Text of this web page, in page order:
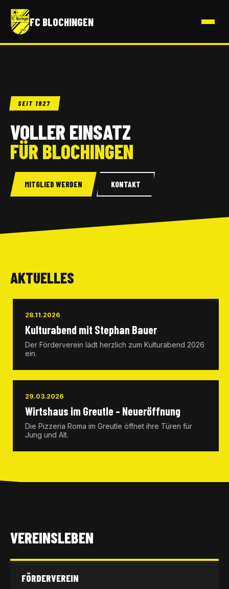
FC BLOCHINGEN
SEIT 1927
VOLLER EINSATZ
FÜR BLOCHINGEN
MITGLIED WERDEN KONTAKT
AKTUELLES
28.11.2026
Kulturabend mit Stephan Bauer
Der Förderverein lädt herzlich zum Kulturabend 2026
ein.
29.03.2026
Wirtshaus im Greutle – Neueröffnung
Die Pizzeria Roma im Greutle öffnet ihre Türen für
Jung und Alt.
VEREINSLEBEN
FÖRDERVEREIN